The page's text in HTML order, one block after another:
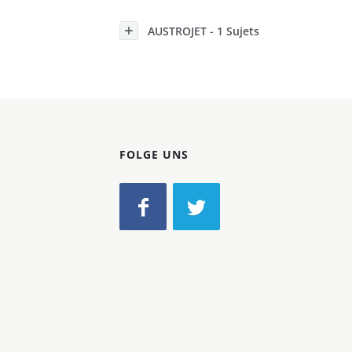
AUSTROJET - 1 Sujets
FOLGE UNS